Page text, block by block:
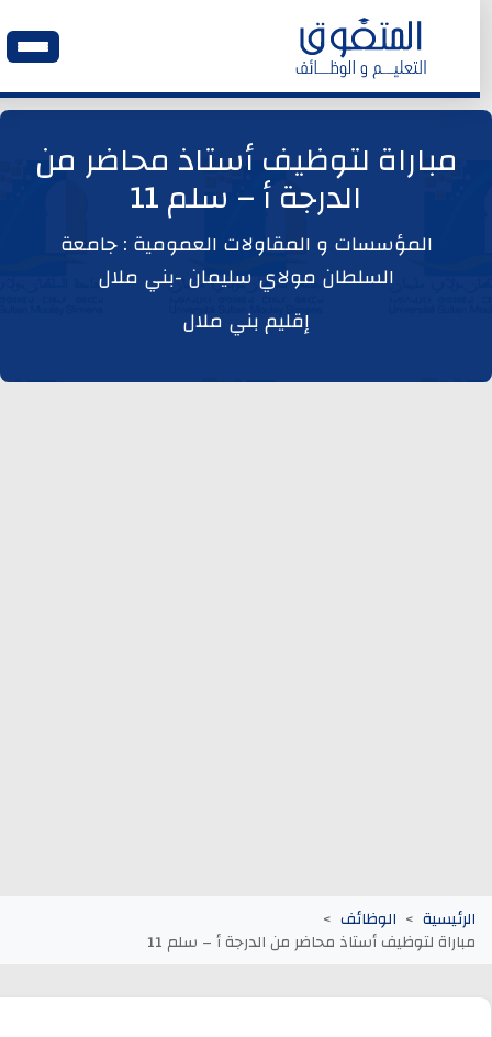
ابحث عن وظيفة
وظائف المؤسسات و المقاولات العمومية
مباراة لتوظيف أستاذ محاضر من
الدرجة أ – سلم 11
المؤسسات و المقاولات العمومية : جامعة
السلطان مولاي سليمان -بني ملال
إقليم بني ملال
الرئيسية الوظائف
مباراة لتوظيف أستاذ محاضر من الدرجة أ – سلم 11